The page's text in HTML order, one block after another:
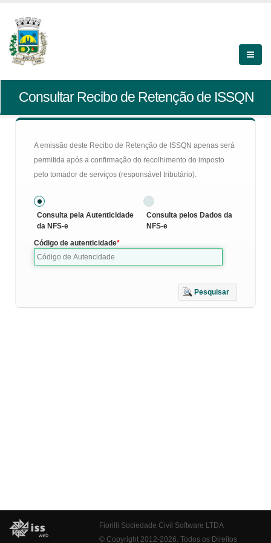
Consultar Recibo de Retenção de ISSQN
A emissão deste Recibo de Retenção de ISSQN apenas será
permitida após a confirmação do recolhimento do imposto
pelo tomador de serviços (responsável tributário).
Consulta pela Autenticidade
da NFS-e
Consulta pelos Dados da
NFS-e
Código de autenticidade
Pesquisar
Fiorilli Sociedade Civil Software LTDA
© Copyright 2012-2026. Todos os Direitos